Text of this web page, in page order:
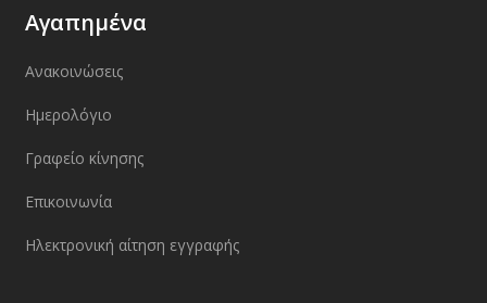
Αγαπημένα
Ανακοινώσεις
Ημερολόγιο
Γραφείο κίνησης
Επικοινωνία
Ηλεκτρονική αίτηση εγγραφής